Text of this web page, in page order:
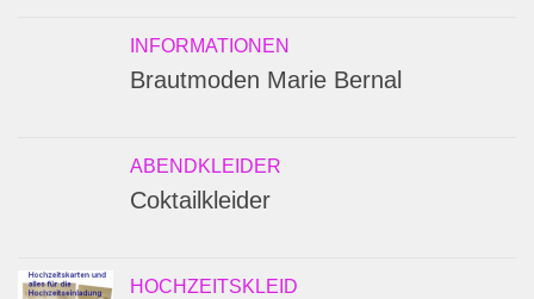
INFORMATIONEN
Brautmoden Marie Bernal
ABENDKLEIDER
Coktailkleider
HOCHZEITSKLEID